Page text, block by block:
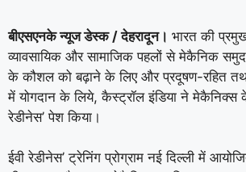
बीएसएनके न्यूज डेस्क / देहरादून। भारत की
व्‍यावसायिक और सामाजिक पहलों से मेकैनिक
के कौशल को बढ़ाने के लिए और प्रदूषण-रहित तथा
में योगदान के लिये, कैस्‍ट्रॉल इंडिया ने मेकैनिक्‍स
रेडीनेस’ पेश किया।
ईवी रेडीनेस’ ट्रेनिंग प्रोग्राम नई दिल्‍ली में